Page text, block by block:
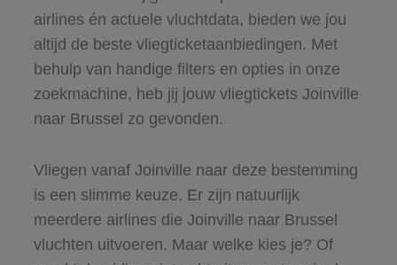
airlines én actuele vluchtdata, bieden we jou
altijd de beste vliegticketaanbiedingen. Met
behulp van handige filters en opties in onze
zoekmachine, heb jij jouw vliegtickets Joinville
naar Brussel zo gevonden.
Vliegen vanaf Joinville naar deze bestemming
is een slimme keuze. Er zijn natuurlijk
meerdere airlines die Joinville naar Brussel
vluchten uitvoeren. Maar welke kies je? Of